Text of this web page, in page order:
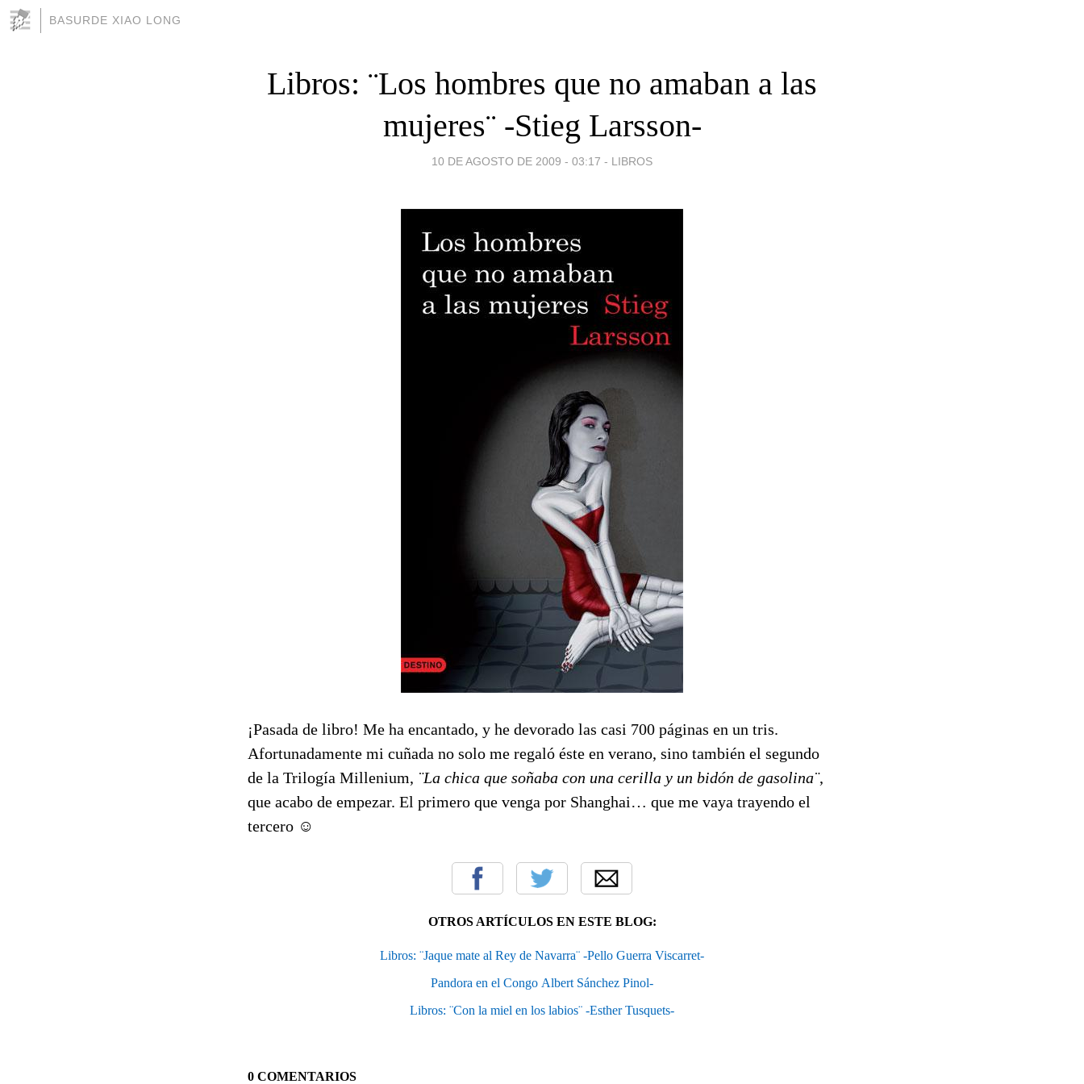
BASURDE XIAO LONG
Libros: ¨Los hombres que no amaban a las
mujeres¨ -Stieg Larsson-
10 DE AGOSTO DE 2009 - 03:17 - LIBROS
¡Pasada de libro! Me ha encantado, y he devorado las casi 700 páginas en un tris.
Afortunadamente mi cuñada no solo me regaló éste en verano, sino también el segundo
de la Trilogía Millenium, ¨La chica que soñaba con una cerilla y un bidón de gasolina¨,
que acabo de empezar. El primero que venga por Shanghai… que me vaya trayendo el
tercero ☺
OTROS ARTÍCULOS EN ESTE BLOG:
Libros: ¨Jaque mate al Rey de Navarra¨ -Pello Guerra Viscarret-
Pandora en el Congo Albert Sánchez Pinol-
Libros: ¨Con la miel en los labios¨ -Esther Tusquets-
0 COMENTARIOS